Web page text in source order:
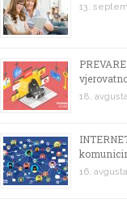
13.
18.
16.